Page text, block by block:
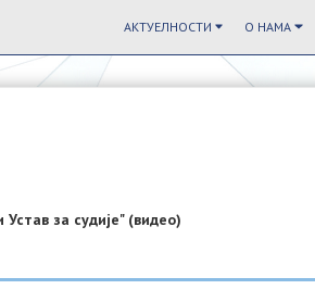
АКТУЕЛНОСТИ О НАМА
за судије" (видео)